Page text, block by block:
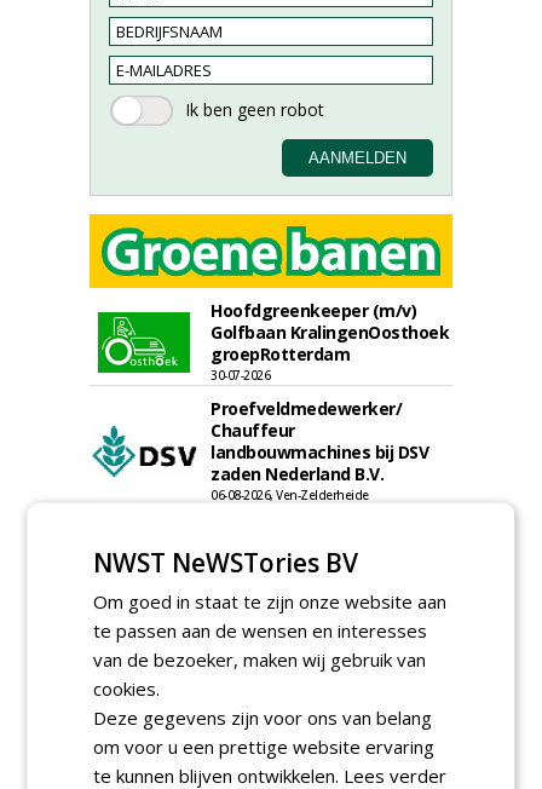
Hoofdgreenkeeper (m/v)
Golfbaan KralingenOosthoek
groepRotterdam
30-07-2026
Proefveldmedewerker/
Chauffeur
landbouwmachines bij DSV
zaden Nederland B.V.
06-08-2026, Ven-Zelderheide
DSV zaden Nederland B.V.
06-08-2026, Ven-Zelderheide
Allround
magazijnmedewerker
(fulltime) bij DSV zaden
Nederland B.V.
Groeiplaats specialist bij
Boomtotaalzorg32-40 uur
30-07-2026, Schalkwijk
NWST NeWSTories BV
Om goed in staat te zijn onze website aan
te passen aan de wensen en interesses
van de bezoeker, maken wij gebruik van
cookies.
Deze gegevens zijn voor ons van belang
om voor u een prettige website ervaring
te kunnen blijven ontwikkelen. Lees verder